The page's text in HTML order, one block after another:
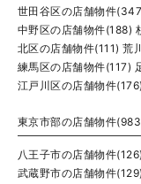
世田谷区の店舗物件
中野区の店舗物件(188)
北区の店舗物件(111) 荒
練馬区の店舗物件(117)
江戸川区の店舗物件(176)
東京市部の店舗物件
八王子市の店舗物件(126)
武蔵野市の店舗物件(129)